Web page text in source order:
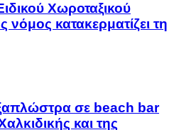
Χωροταξικού
νόμος κατακερματίζει τη
σε beach bar
και της